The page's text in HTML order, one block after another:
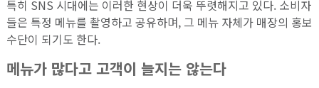
특히 SNS 시대에는 이러한 현상이 더욱 뚜렷해지고 있다. 소비자
들은 특정 메뉴를 촬영하고 공유하며, 그 메뉴 자체가 매장의 홍보
수단이 되기도 한다.
메뉴가 많다고 고객이 늘지는 않는다